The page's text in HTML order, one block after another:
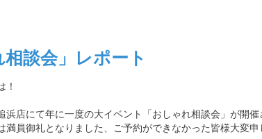
談会」レポート
！
浜店にて年に一度の大イベント「おしゃれ相談会」が開催
満員御礼となりました、ご予約ができなかった皆様大変申